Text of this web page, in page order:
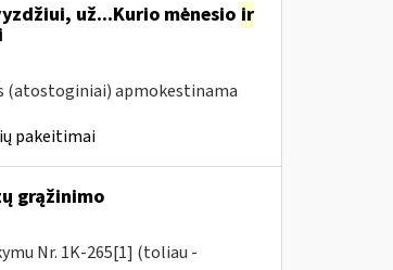
už...Kurio mėnesio ir
(atostoginiai) apmokestinama
pakeitimai
grąžinimo
Nr. 1K-265[1] (toliau -